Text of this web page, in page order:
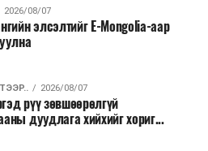
үүсэх дулааныг цахилгаан
үйлдвэрлэхэд ашиглаж
хувьд шаталтын дараа
ашигт эрдсийг сэргээн
2026/08/07
элсэлтийг E-Mongolia-аар
2026/08/07
рүү зөвшөөрөлгүй
дуудлага хийхийг хориг...